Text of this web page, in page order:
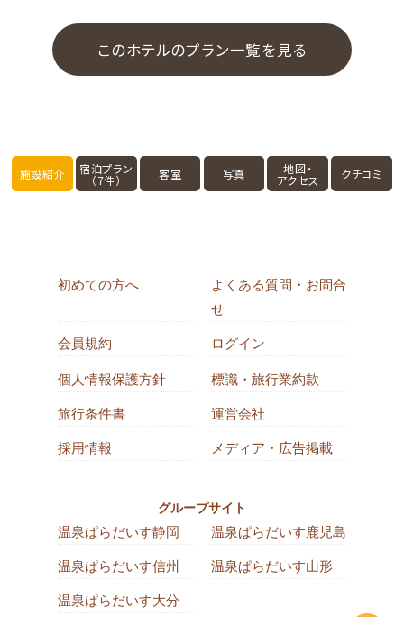
このホテルのプラン一覧を見る
施設紹介 宿泊プラン
（7件） 客室 写真 地図・
アクセス クチコミ
初めての方へ
よくある質問・お問合
せ
会員規約 ログイン
個人情報保護方針 標識・旅行業約款
旅行条件書 運営会社
採用情報 メディア・広告掲載
グループサイト
温泉ぱらだいす静岡 温泉ぱらだいす鹿児島
温泉ぱらだいす信州 温泉ぱらだいす山形
温泉ぱらだいす大分